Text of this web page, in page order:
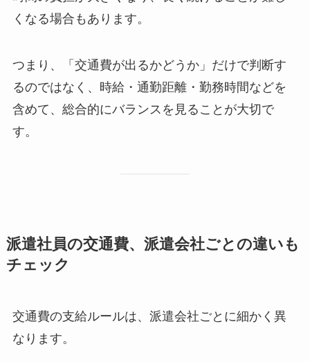
くなる場合もあります。
つまり、「交通費が出るかどうか」だけで判断す
るのではなく、時給・通勤距離・勤務時間などを
含めて、総合的にバランスを見ることが大切で
す。
派遣社員の交通費、派遣会社ごとの違いも
チェック
交通費の支給ルールは、派遣会社ごとに細かく異
なります。